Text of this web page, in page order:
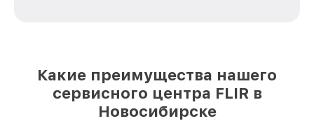
Какие преимущества нашего
сервисного центра FLIR в
Новосибирске